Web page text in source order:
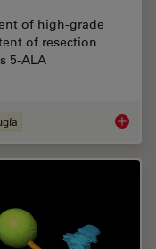
of high-grade
of resection
5-ALA